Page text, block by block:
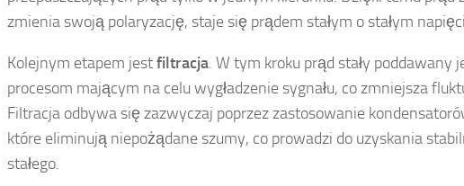
zmienia swoją polaryzację, staje się prądem stałym o stałym
Kolejnym etapem jestfiltracja. W tym kroku prąd stały poddawany
procesom mającym na celu wygładzenie sygnału, co zmniejsza
Filtracja odbywa się zazwyczaj poprzez zastosowanie
które eliminują niepożądane szumy, co prowadzi do uzyskania
stałego.